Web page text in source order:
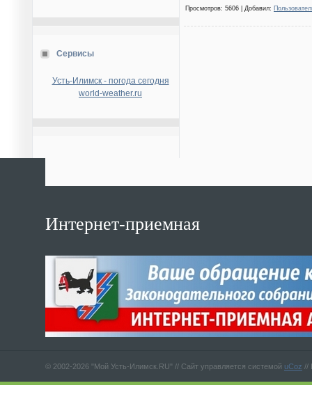
Сервисы
Усть-Илимск - погода сегодня
world-weather.ru
Просмотров: 5606 | Добавил:
Интернет-приемная
© 2002-2026 "Мой Усть-Илимск.RU" // Сайт управляется системой uCoz //